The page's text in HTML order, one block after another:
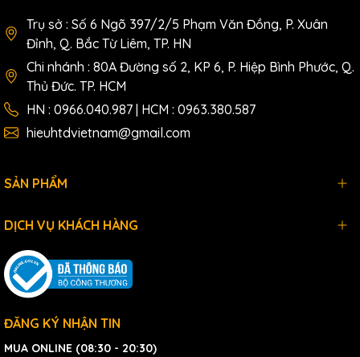
• Chất liệu lưới cao cấp: Lưới thoáng khí bền bỉ, tản nhiệt cực tốt,
mang lại cảm giác mát mẻ ngay cả trong mùa hè nóng bức.
Trụ sở : Số 6 Ngõ 397/2/5 Phạm Văn Đồng, P. Xuân
Đỉnh, Q. Bắc Từ Liêm, TP. HN
Chi nhánh : 80A Đường số 2, KP 6, P. Hiệp Bình Phước, Q.
Thủ Đức. TP. HCM
HN : 0966.040.987 | HCM : 0963.380.587
hieuhtdvietnam@gmail.com
SẢN PHẨM
DỊCH VỤ KHÁCH HÀNG
ĐĂNG KÝ NHẬN TIN
MUA ONLINE (08:30 - 20:30)